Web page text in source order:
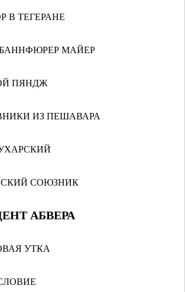
В ТЕГЕРАНЕ
МАЙЕР
ПЯНДЖ
ИЗ ПЕШАВАРА
СОЮЗНИК
АБВЕРА
УТКА